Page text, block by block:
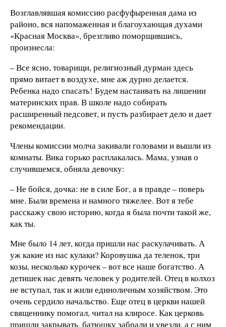
Возглавлявшая комиссию расфуфыренная дама из
районо, вся напомаженная и благоухающая духами
«Красная Москва», брезгливо поморщившись,
произнесла:
– Все ясно, товарищи, религиозный дурман здесь
прямо витает в воздухе, мне аж дурно делается.
Ребенка надо спасать! Будем настаивать на лишении
материнских прав. В школе надо собирать
расширенный педсовет, и пусть разбирает дело и дает
рекомендации.
Члены комиссии молча закивали головами и вышли из
комнаты. Вика горько расплакалась. Мама, узнав о
случившемся, обняла девочку:
– Не бойся, дочка: не в силе Бог, а в правде – поверь
мне. Были времена и намного тяжелее. Вот я тебе
расскажу свою историю, когда я была почти такой же,
как ты.
Мне было 14 лет, когда пришли нас раскулачивать. А
уж какие из нас кулаки? Коровушка да теленок, три
козы, несколько курочек – вот все наше богатство. А
детишек нас девять человек у родителей. Отец в колхоз
не вступал, так и жили единоличным хозяйством. Это
очень сердило начальство. Еще отец в церкви нашей
священнику помогал, читал на клиросе. Как церковь
пришли закрывать, батюшку забрали и увезли, а с ним